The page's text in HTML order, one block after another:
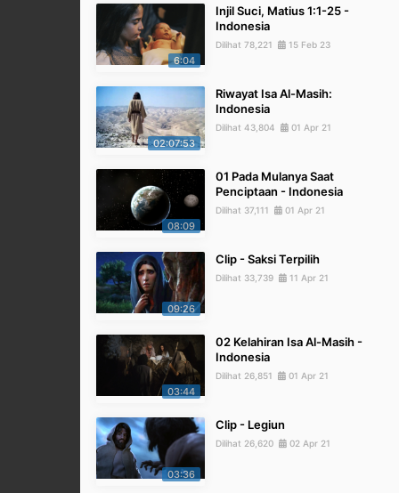
6:04
Injil Suci, Matius 1:1-25 -
Indonesia
Dilihat 78,221 15 Feb 23
02:07:53
Riwayat Isa Al-Masih:
Indonesia
Dilihat 43,804 01 Apr 21
08:09
01 Pada Mulanya Saat
Penciptaan - Indonesia
Dilihat 37,111 01 Apr 21
09:26
Clip - Saksi Terpilih
Dilihat 33,739 11 Apr 21
03:44
02 Kelahiran Isa Al-Masih -
Indonesia
Dilihat 26,851 01 Apr 21
03:36
Clip - Legiun
Dilihat 26,620 02 Apr 21